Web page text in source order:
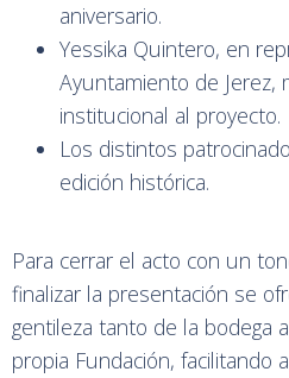
aniversario.
Yessika Quintero, en
Ayuntamiento de Jerez,
institucional al proyecto.
Los distintos
edición histórica.
Para cerrar el acto con un
finalizar la presentación se
gentileza tanto de la bodega
propia Fundación, facilitando